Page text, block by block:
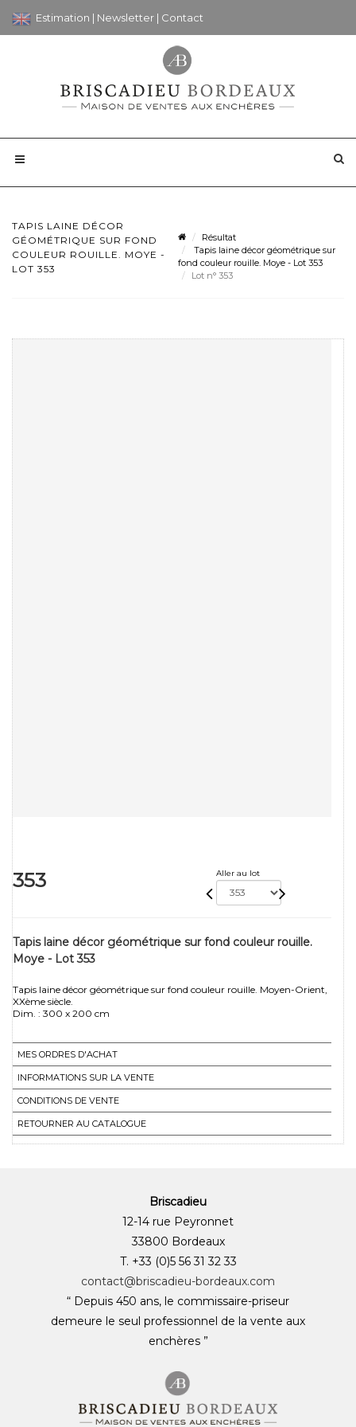
Estimation | Newsletter | Contact
TAPIS LAINE DÉCOR
GÉOMÉTRIQUE SUR FOND
COULEUR ROUILLE. MOYE -
LOT 353
Résultat
Tapis laine décor géométrique sur
fond couleur rouille. Moye - Lot 353
Lot n° 353
353 Aller au lot
Tapis laine décor géométrique sur fond couleur rouille.
Moye - Lot 353
Tapis laine décor géométrique sur fond couleur rouille. Moyen-Orient,
XXème siècle.
Dim. : 300 x 200 cm
MES ORDRES D'ACHAT
INFORMATIONS SUR LA VENTE
CONDITIONS DE VENTE
RETOURNER AU CATALOGUE
Briscadieu
12-14 rue Peyronnet
33800 Bordeaux
T. +33 (0)5 56 31 32 33
contact@briscadieu-bordeaux.com
“ Depuis 450 ans, le commissaire-priseur
demeure le seul professionnel de la vente aux
enchères ”